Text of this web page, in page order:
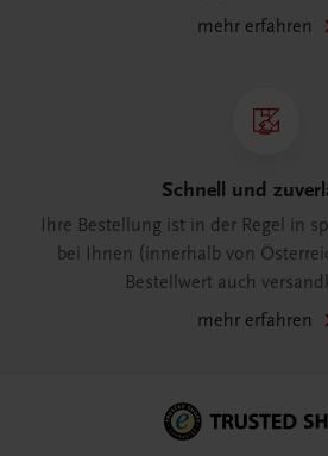
mehr erfahren
Schnell und
Ihre Bestellung ist in der Regel in
bei Ihnen (innerhalb von
Bestellwert auch
mehr erfahren